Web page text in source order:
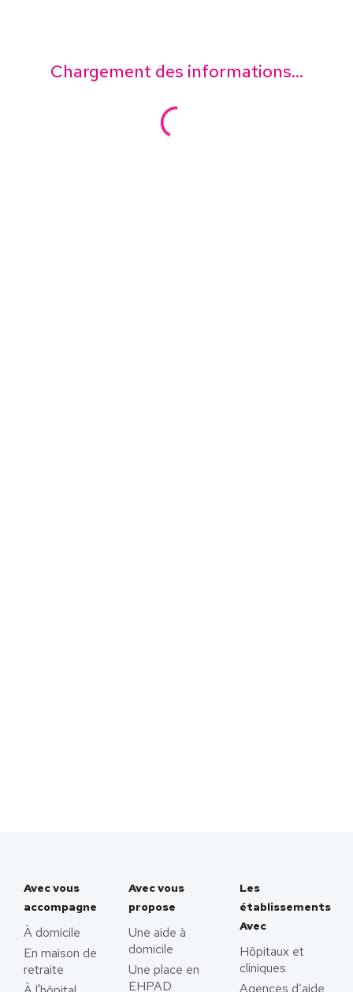
Chargement des informations...
Avec vous
accompagne
À domicile
En maison de
retraite
Avec vous
propose
Une aide à
domicile
Une place en
EHPAD
Les
établissements
Avec
Hôpitaux et
cliniques
Agences d’aide